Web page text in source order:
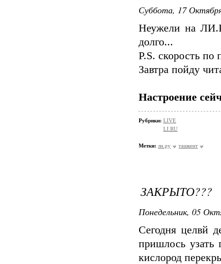
Суббота, 17
Неужели на
долго...
P.S. скорость по
Завтра пойду
Настроение
Рубрики: LIVE
LI.RU
Метки: ли.ру ташкент
ЗАКРЫТО???
Понедельник, 05
Сегодня целвй
пришлось узать
кислород